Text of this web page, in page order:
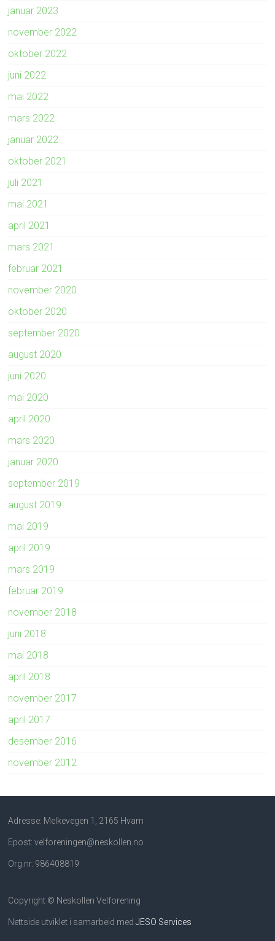
januar 2023
november 2022
oktober 2022
juni 2022
mai 2022
mars 2022
januar 2022
oktober 2021
juli 2021
mai 2021
april 2021
mars 2021
februar 2021
november 2020
oktober 2020
september 2020
august 2020
juni 2020
mai 2020
april 2020
mars 2020
januar 2020
september 2019
august 2019
mai 2019
april 2019
mars 2019
februar 2019
november 2018
juni 2018
mai 2018
april 2018
november 2017
april 2017
desember 2016
november 2012
Adresse: Melkevegen 1, 2165 Hvam
Epost: velforeningen@neskollen.no
Org.nr. 986408819
Copyright © Neskollen Velforening
Nettside utviklet i samarbeid medJESO Services